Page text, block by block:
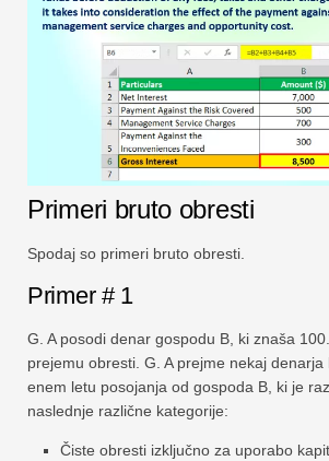
Primeri bruto obresti
Spodaj so primeri bruto obresti.
Primer # 1
G. A posodi denar gospodu B, ki znaša
prejemu obresti. G. A prejme nekaj
enem letu posojanja od gospoda B, ki je
naslednje različne kategorije:
Čiste obresti izključno za uporabo